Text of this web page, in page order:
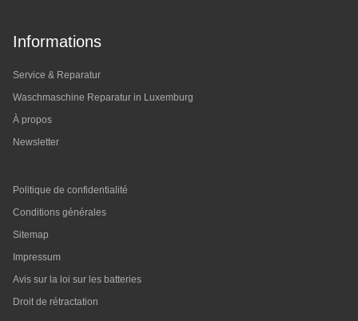
Informations
Service & Reparatur
Waschmaschine Reparatur in Luxemburg
À propos
Newsletter
Politique de confidentialité
Conditions générales
Sitemap
Impressum
Avis sur la loi sur les batteries
Droit de rétractation